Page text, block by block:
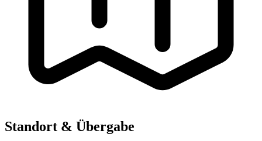
Standort & Übergabe